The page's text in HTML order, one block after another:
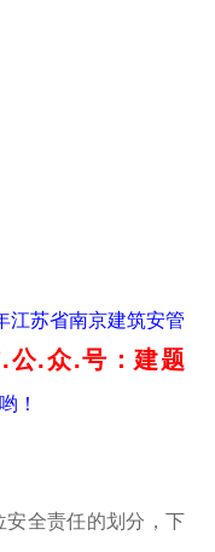
江苏省南京建筑安管
公.众.号：建题
！
全责任的划分，下